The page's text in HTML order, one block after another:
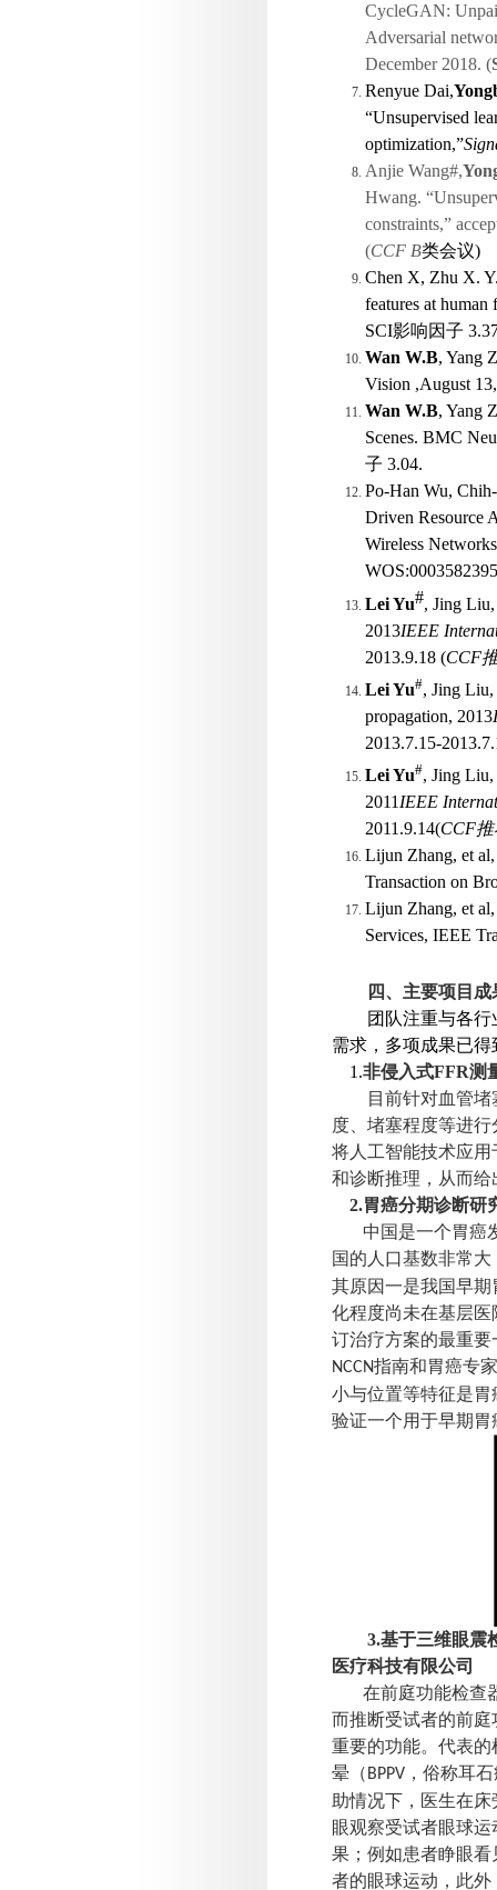
CycleGAN:
Adversarial
December 2018. (
Renyue Dai,
“Unsupervised
optimization,”
Anjie Wang#,
Hwang.
constraints,”
(CCF B类会议)
Chen X, Zhu X.
features at
SCI影响因子
Wan W.B, Yang
Vision ,August
Wan W.B, Yang
Scenes. BMC
子 3.04.
Po-Han Wu,
Driven Resource
Wireless
Lei Yu#, Jing
2013IEEE
2013.9.18 (CCF
Lei Yu#, Jing Liu,
propagation, 2013
2013.7.15-
Lei Yu#, Jing Liu,
2011 IEEE
2011.9.14(CCF
Lijun Zhang, et
Transaction on
Lijun Zhang, et
Services, IEEE
四、主要项目成
团队注重与各
需求，多项成果已
1.非侵入式FFR测
目前针对血管
度、堵塞程度等进
将人工智能技术应
和诊断推理，从而
2.胃癌分期诊断研
中国是一个胃癌
国的人口基数非常
其原因一是我国早
化程度尚未在基层
订治疗方案的最重
NCCN指南和胃癌专
小与位置等特征是
验证一个用于早期
3.基于三维眼震
医疗科技有限公司
在前庭功能检查
而推断受试者的前
重要的功能。代表
晕（BPPV ，俗称耳
助情况下，医生在
眼观察受试者眼球
果；例如患者睁眼
者的眼球运动，此